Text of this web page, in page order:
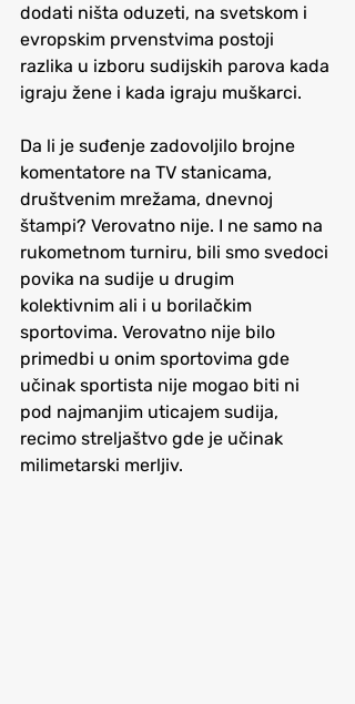
dodati ništa oduzeti, na svetskom i
evropskim prvenstvima postoji
razlika u izboru sudijskih parova kada
igraju žene i kada igraju muškarci.
Da li je suđenje zadovoljilo brojne
komentatore na TV stanicama,
društvenim mrežama, dnevnoj
štampi? Verovatno nije. I ne samo na
rukometnom turniru, bili smo svedoci
povika na sudije u drugim
kolektivnim ali i u borilačkim
sportovima. Verovatno nije bilo
primedbi u onim sportovima gde
učinak sportista nije mogao biti ni
pod najmanjim uticajem sudija,
recimo streljaštvo gde je učinak
milimetarski merljiv.